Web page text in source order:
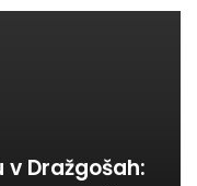
Dražgošah: